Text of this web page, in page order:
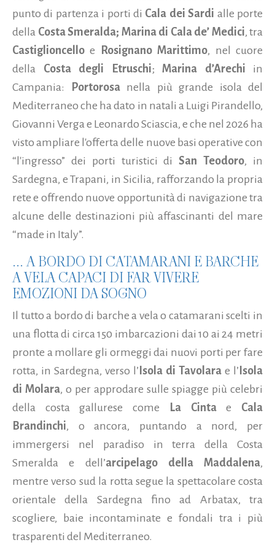
punto di partenza i porti di Cala dei Sardi alle porte
della Costa Smeralda; Marina di Cala de’ Medici, tra
Castiglioncello e Rosignano Marittimo, nel cuore
della Costa degli Etruschi; Marina d’Arechi in
Campania: Portorosanella più grande isola del
Mediterraneo che ha dato in natali a Luigi Pirandello,
Giovanni Verga e Leonardo Sciascia, e che nel 2026 ha
visto ampliare l'offerta delle nuove basi operative con
“l'ingresso” dei porti turistici diSan Teodoro, in
Sardegna, e Trapani, in Sicilia, rafforzando la propria
rete e offrendo nuove opportunità di navigazione tra
alcune delle destinazioni più affascinanti del mare
“made in Italy”.
... A BORDO DI CATAMARANI E BARCHE
A VELA CAPACI DI FAR VIVERE
EMOZIONI DA SOGNO
Il tutto a bordo di barche a vela o catamarani scelti in
una flotta di circa 150 imbarcazioni dai 10 ai 24 metri
pronte a mollare gli ormeggi dai nuovi porti per fare
rotta, in Sardegna, verso l’ Isola di Tavolara e l’ Isola
di Molara, o per approdare sulle spiagge più celebri
della costa gallurese come
La Cintae Cala
Brandinchi, o ancora, puntando a nord, per
immergersi nel paradiso in terra della Costa
Smeralda e dell’arcipelago della Maddalena,
mentre verso sud la rotta segue la spettacolare costa
orientale della Sardegna fino ad Arbatax, tra
scogliere, baie incontaminate e fondali tra i più
trasparenti del Mediterraneo.